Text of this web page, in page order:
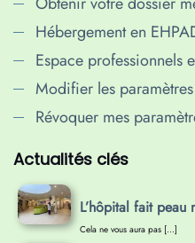
Hébergement en
Espace professionnels
Modifier les
Révoquer mes
Actualités clés
L’hôpital fait peau
Cela ne vous aura pas […]